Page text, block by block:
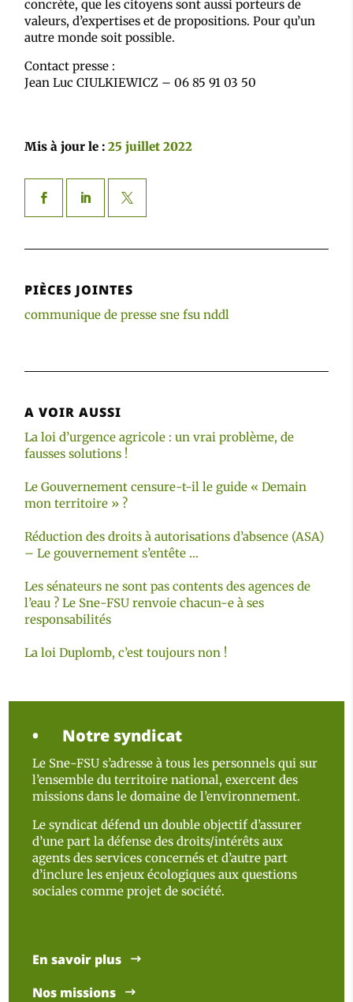
concrète, que les citoyens sont aussi porteurs de
valeurs, d’expertises et de propositions. Pour qu’un
autre monde soit possible.
Contact presse :
Jean Luc CIULKIEWICZ – 06 85 91 03 50
Mis à jour le :25 juillet 2022
PIÈCES JOINTES
communique de presse sne fsu nddl
A VOIR AUSSI
La loi d’urgence agricole : un vrai problème, de
fausses solutions !
Le Gouvernement censure-t-il le guide « Demain
mon territoire » ?
Réduction des droits à autorisations d’absence (ASA)
– Le gouvernement s’entête …
Les sénateurs ne sont pas contents des agences de
l’eau ? Le Sne-FSU renvoie chacun-e à ses
responsabilités
La loi Duplomb, c’est toujours non !
Notre syndicat
Le Sne-FSU s’adresse à tous les personnels qui sur
l’ensemble du territoire national, exercent des
missions dans le domaine de l’environnement.
Le syndicat défend un double objectif d’assurer
d’une part la défense des droits/intérêts aux
agents des services concernés et d’autre part
d’inclure les enjeux écologiques aux questions
sociales comme projet de société.
En savoir plus
Nos missions